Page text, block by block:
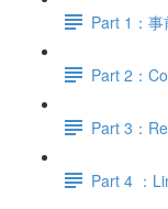
Part 1：
Part 2：
Part 3：
Part 4 ：